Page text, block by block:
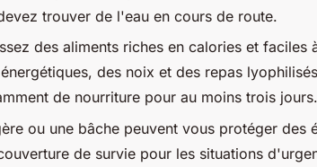
trouver de l'eau en cours de route.
des aliments riches en calories et faciles
des noix et des repas
de nourriture pour au moins trois jours.
ou une bâche peuvent vous protéger des
de survie pour les situations